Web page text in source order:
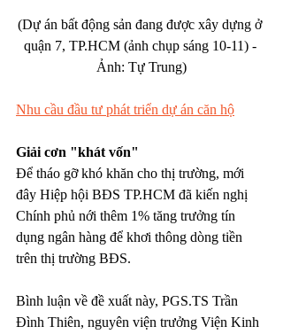
(Dự án bất động sản đang được xây dựng ở
quận 7, TP.HCM (ảnh chụp sáng 10-11) -
Ảnh: Tự Trung)
Nhu cầu đầu tư phát triển dự án căn hộ
Giải cơn "khát vốn"
Để tháo gỡ khó khăn cho thị trường, mới
đây Hiệp hội BĐS TP.HCM đã kiến nghị
Chính phủ nới thêm 1% tăng trưởng tín
dụng ngân hàng để khơi thông dòng tiền
trên thị trường BĐS.
Bình luận về đề xuất này, PGS.TS Trần
Đình Thiên, nguyên viện trưởng Viện Kinh